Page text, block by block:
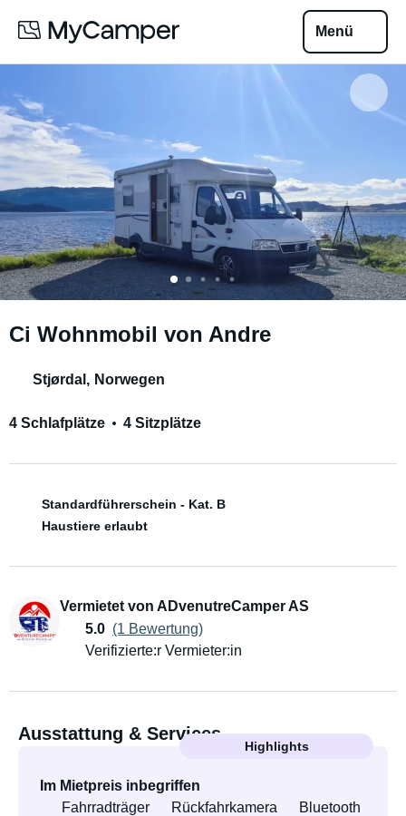
Menü
Ci Wohnmobil von Andre
Stjørdal , Norwegen
4 Schlafplätze 4 Sitzplätze
Standardführerschein - Kat. B
Haustiere erlaubt
Vermietet von ADvenutreCamper AS
5.0 (1 Bewertung)
Verifizierte:r Vermieter:in
Ausstattung & Services
Highlights
Im Mietpreis inbegriffen
Fahrradträger
Rückfahrkamera
Bluetooth